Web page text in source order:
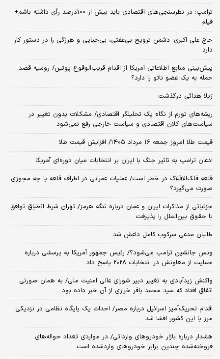
ترامپ: در نظرسنجی‌های اقتصادی باید بیش از 100درصد رأی داشته باشم+
فیلم
حاج علی اکبری: دشمن ترویج بی‌عفتی، بی‌حیایی و هرزگی را در دستور کار
دارد
پیش‌بینی منابع اطلاعاتی آمریکا از اقدام قریب‌الوقوع پوتین/ روسیه قصد
حمله به یک عضو ناتو را دارد؟
ژیلا هدائی درگذشت
ریشه‌های تورم از نگاه یک تحلیلگر اقتصادی/ مشکلات بدون تغییر در
سیاست‌های کلان اقتصادی و سیاست خارجی رفع نمی‌شود
قیمت طلا امروز جمعه ۱۶ مرداد ۱۴۰۵/ افزایش قیمت طلا
اذعان ترامپ به تاثیر جنگ با ایران بر انتخابات میان دوره‌ای آمریکا
قلعه فلک‌الافلاک در خطر است/ عملیات عمرانی در اطراف قلعه با چه مجوزی
صورت می‌گیرد؟
جزئیاتی از مذاکرات ایران و عمان درباره تنگه هرمز/ تهران شرط انطباق توافق
با حقوق بین‌الملل را پذیرفت
طالبان مدعی سرکوب کامل داعش شد
ونس جانشین ترامپ می‌شود؟/ رئیس جمهور آمریکا به پرسشی درباره
حمایت از معاونش در انتخابات 2028 پاسخ داد
واکنش زیدآبادی به تغییر دبیر شورای عالی امنیت ملی/ به همان صورتی
اتفاق افتاد که سید محمد باقر خرازی از آن خبر داده بود
اقدام تحریک‌آمیز اسرائیل درباره مصر/ احداث یک پایگاه نظامی در نزدیکی
مرز با این کشور افشا شد
هشدار درباره بازار خودروهای وارداتی/ در مواردی تعداد حواله‌های
فروخته‌شده چندین برابر خودروهای واردشده است